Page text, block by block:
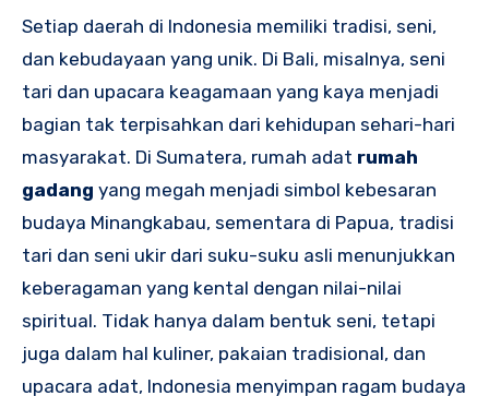
Setiap daerah di Indonesia memiliki tradisi, seni,
dan kebudayaan yang unik. Di Bali, misalnya, seni
tari dan upacara keagamaan yang kaya menjadi
bagian tak terpisahkan dari kehidupan sehari-hari
masyarakat. Di Sumatera, rumah adat rumah
gadang yang megah menjadi simbol kebesaran
budaya Minangkabau, sementara di Papua, tradisi
tari dan seni ukir dari suku-suku asli menunjukkan
keberagaman yang kental dengan nilai-nilai
spiritual. Tidak hanya dalam bentuk seni, tetapi
juga dalam hal kuliner, pakaian tradisional, dan
upacara adat, Indonesia menyimpan ragam budaya